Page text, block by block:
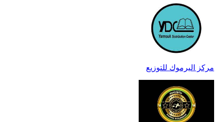
مركز اليرموك للتوزيع